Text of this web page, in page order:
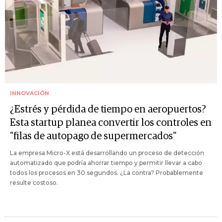
INNOVACIÓN
¿Estrés y pérdida de tiempo en aeropuertos?
Esta startup planea convertir los controles en
"filas de autopago de supermercados"
La empresa Micro-X está desarrollando un proceso de detección
automatizado que podría ahorrar tiempo y permitir llevar a cabo
todos los procesos en 30 segundos. ¿La contra? Probablemente
resulte costoso.